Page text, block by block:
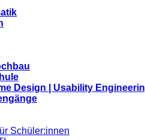
Design | Usability
Schüler:innen